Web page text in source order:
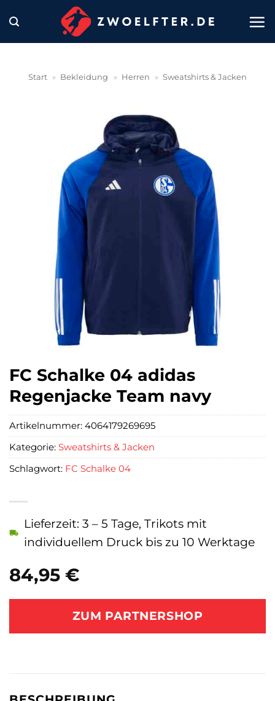
Inhalt
springen
Start » Bekleidung » Herren » Sweatshirts & Jacken
FC Schalke 04 adidas
Regenjacke Team navy
84,95 €
Lieferzeit: 3 – 5 Tage, Trikots mit
individuellem Druck bis zu 10 Werktage
ZUM PARTNERSHOP
Artikelnummer: 4064179269695
Kategorie: Sweatshirts & Jacken
Schlagwort: FC Schalke 04